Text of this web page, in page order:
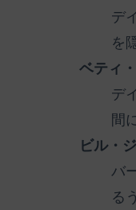
デ
を
ベティ
デ
間
ビル・
バ
る